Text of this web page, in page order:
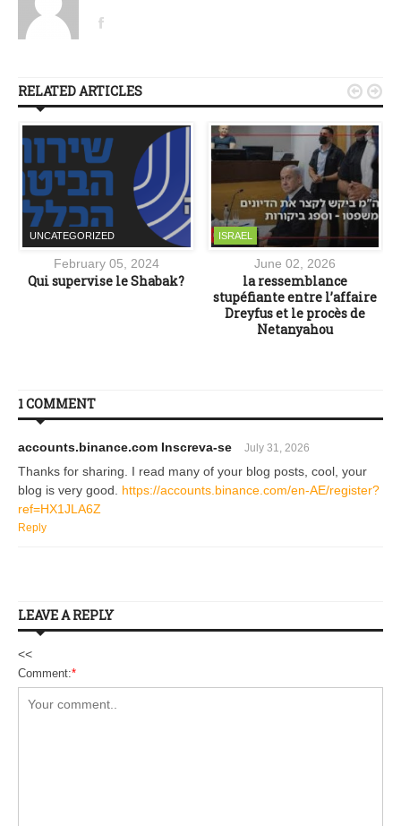
RELATED ARTICLES
UNCATEGORIZED
February 05, 2024
Qui supervise le Shabak?
ISRAEL
June 02, 2026
la ressemblance
stupéfiante entre l’affaire
Dreyfus et le procès de
Netanyahou
 
1 COMMENT
accounts.binance.com Inscreva-se July 31, 2026
Thanks for sharing. I read many of your blog posts, cool, your
blog is very good. https://accounts.binance.com/en-AE/register?
ref=HX1JLA6Z
Reply
LEAVE A REPLY
<<
Comment:*